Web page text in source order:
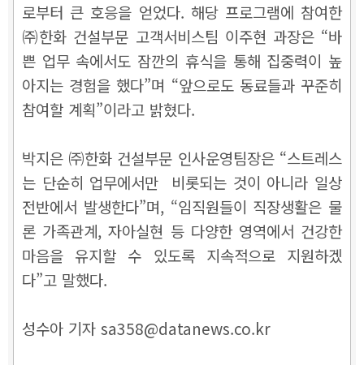
로부터 큰 호응을 얻었다. 해당 프로그램에 참여한
㈜한화 건설부문 고객서비스팀 이주현 과장은 “바
쁜 업무 속에서도 잠깐의 휴식을 통해 집중력이 높
아지는 경험을 했다”며 “앞으로도 동료들과 꾸준히
참여할 계획”이라고 밝혔다.
박지은 ㈜한화 건설부문 인사운영팀장은 “스트레스
는 단순히 업무에서만 비롯되는 것이 아니라 일상
전반에서 발생한다”며, “임직원들이 직장생활은 물
론 가족관계, 자아실현 등 다양한 영역에서 건강한
마음을 유지할 수 있도록 지속적으로 지원하겠
다”고 말했다.
성수아 기자 sa358@datanews.co.kr